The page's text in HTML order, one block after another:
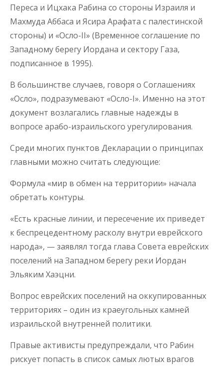
Переса и Ицхака Рабина со стороны Израиля и
Махмуда Аббаса и Ясира Арафата с палестинской
стороны) и «Осло-II» (Временное соглашение по
Западному берегу Иордана и сектору Газа,
подписанное в 1995).
В большинстве случаев, говоря о Соглашениях
«Осло», подразумевают «Осло-I». Именно на этот
документ возлагались главные надежды в
вопросе арабо-израильского урегулирования.
Среди многих пунктов Декларации о принципах
главными можно считать следующие:
Формула «мир в обмен на территории» начала
обретать контуры.
«Есть красные линии, и пересечение их приведет
к беспрецедентному расколу внутри еврейского
народа», — заявлял тогда глава Совета еврейских
поселений на Западном берегу реки Иордан
Эльяким Хаэцни.
Вопрос еврейских поселений на оккупированных
территориях – один из краеугольных камней
израильской внутренней политики.
Правые активисты предупреждали, что Рабин
рискует попасть в список самых лютых врагов